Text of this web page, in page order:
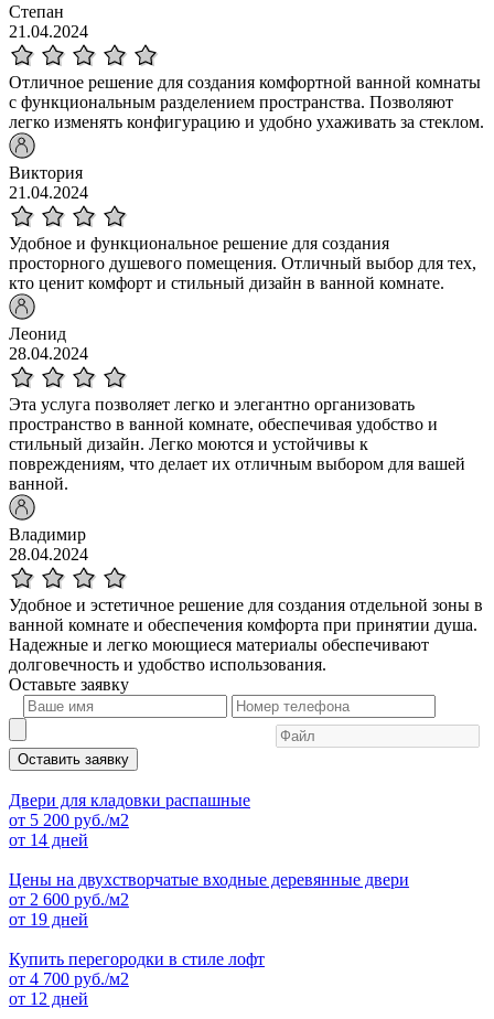
Степан
21.04.2024
Отличное решение для создания комфортной ванной комнаты
с функциональным разделением пространства. Позволяют
легко изменять конфигурацию и удобно ухаживать за стеклом.
Виктория
21.04.2024
Удобное и функциональное решение для создания
просторного душевого помещения. Отличный выбор для тех,
кто ценит комфорт и стильный дизайн в ванной комнате.
Леонид
28.04.2024
Эта услуга позволяет легко и элегантно организовать
пространство в ванной комнате, обеспечивая удобство и
стильный дизайн. Легко моются и устойчивы к
повреждениям, что делает их отличным выбором для вашей
ванной.
Владимир
28.04.2024
Удобное и эстетичное решение для создания отдельной зоны в
ванной комнате и обеспечения комфорта при принятии душа.
Надежные и легко моющиеся материалы обеспечивают
долговечность и удобство использования.
Оставьте заявку
Оставить заявку
Двери для кладовки распашные
от 5 200 руб./м2
от 14 дней
Цены на двухстворчатые входные деревянные двери
от 2 600 руб./м2
от 19 дней
Купить перегородки в стиле лофт
от 4 700 руб./м2
от 12 дней